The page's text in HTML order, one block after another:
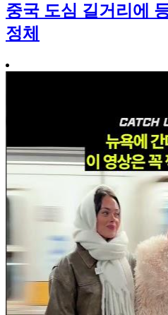
중국 도심 길거리에
정체